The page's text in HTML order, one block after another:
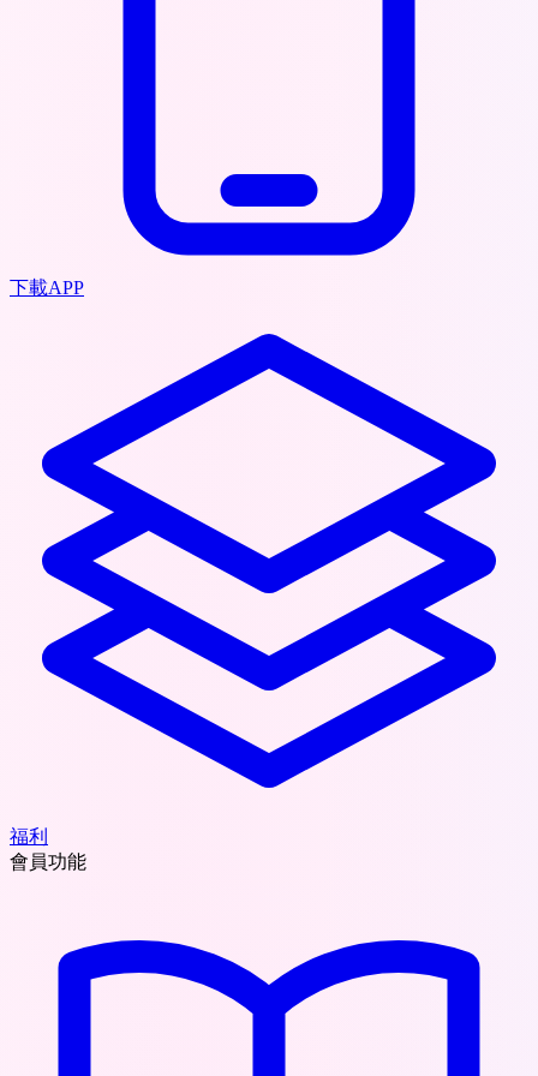
下載APP
福利
會員功能